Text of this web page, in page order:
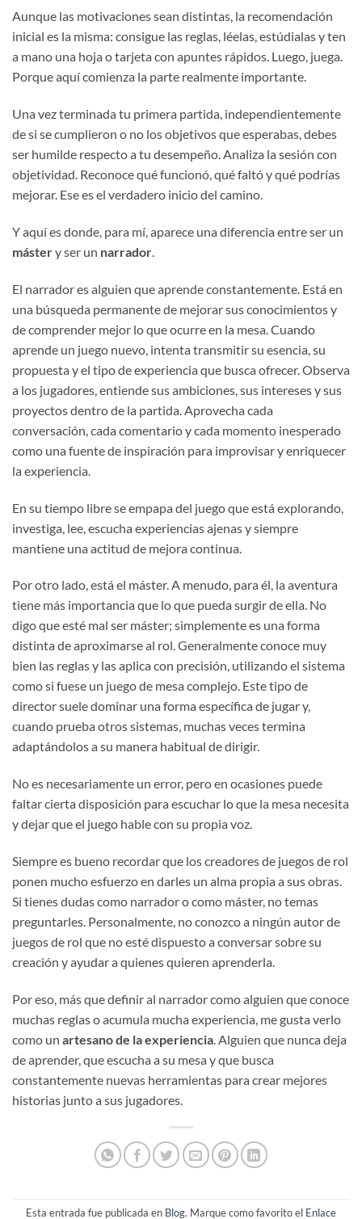
Aunque las motivaciones sean distintas, la recomendación
inicial es la misma: consigue las reglas, léelas, estúdialas y ten
a mano una hoja o tarjeta con apuntes rápidos. Luego, juega.
Porque aquí comienza la parte realmente importante.
Una vez terminada tu primera partida, independientemente
de si se cumplieron o no los objetivos que esperabas, debes
ser humilde respecto a tu desempeño. Analiza la sesión con
objetividad. Reconoce qué funcionó, qué faltó y qué podrías
mejorar. Ese es el verdadero inicio del camino.
Y aquí es donde, para mí, aparece una diferencia entre ser un
mástery ser un narrador.
El narrador es alguien que aprende constantemente. Está en
una búsqueda permanente de mejorar sus conocimientos y
de comprender mejor lo que ocurre en la mesa. Cuando
aprende un juego nuevo, intenta transmitir su esencia, su
propuesta y el tipo de experiencia que busca ofrecer. Observa
a los jugadores, entiende sus ambiciones, sus intereses y sus
proyectos dentro de la partida. Aprovecha cada
conversación, cada comentario y cada momento inesperado
como una fuente de inspiración para improvisar y enriquecer
la experiencia.
En su tiempo libre se empapa del juego que está explorando,
investiga, lee, escucha experiencias ajenas y siempre
mantiene una actitud de mejora continua.
Por otro lado, está el máster. A menudo, para él, la aventura
tiene más importancia que lo que pueda surgir de ella. No
digo que esté mal ser máster; simplemente es una forma
distinta de aproximarse al rol. Generalmente conoce muy
bien las reglas y las aplica con precisión, utilizando el sistema
como si fuese un juego de mesa complejo. Este tipo de
director suele dominar una forma específica de jugar y,
cuando prueba otros sistemas, muchas veces termina
adaptándolos a su manera habitual de dirigir.
No es necesariamente un error, pero en ocasiones puede
faltar cierta disposición para escuchar lo que la mesa necesita
y dejar que el juego hable con su propia voz.
Siempre es bueno recordar que los creadores de juegos de rol
ponen mucho esfuerzo en darles un alma propia a sus obras.
Si tienes dudas como narrador o como máster, no temas
preguntarles. Personalmente, no conozco a ningún autor de
juegos de rol que no esté dispuesto a conversar sobre su
creación y ayudar a quienes quieren aprenderla.
Por eso, más que definir al narrador como alguien que conoce
muchas reglas o acumula mucha experiencia, me gusta verlo
como un artesano de la experiencia . Alguien que nunca deja
de aprender, que escucha a su mesa y que busca
constantemente nuevas herramientas para crear mejores
historias junto a sus jugadores.
Esta entrada fue publicada en Blog. Marque como favorito el Enlace